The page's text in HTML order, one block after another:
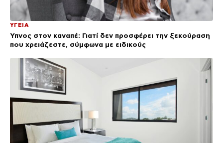
ΥΓΕΙΑ
Ύπνος στον καναπέ: Γιατί δεν προσφέρει την ξεκούραση
που χρειάζεστε, σύμφωνα με ειδικούς